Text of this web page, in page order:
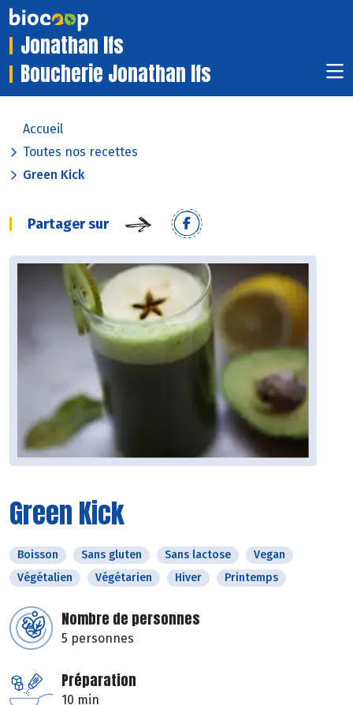
Jonathan Ifs
Boucherie Jonathan Ifs
Accueil
Toutes nos recettes
Green Kick
Partager sur
Green Kick
Boisson Sans gluten Sans lactose
Vegan
Végétalien
Végétarien Hiver Printemps
Nombre de personnes
5 personnes
Préparation
10 min